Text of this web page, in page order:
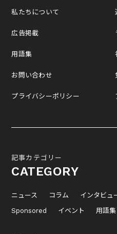
私たちについて
広告掲載
用語集
お問い合わせ
プライバシーポリシー
記事カテゴリー
CATEGORY
ニュース コラム インタビュ
Sponsored
イベント 用語集